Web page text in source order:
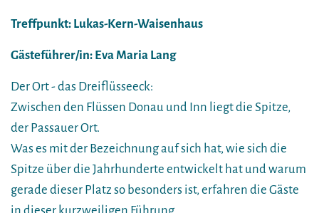
Treffpunkt: Lukas-Kern-Waisenhaus
Gästeführer/in: Eva Maria Lang
Der Ort - das Dreiflüsseeck:
Zwischen den Flüssen Donau und Inn liegt die Spitze,
der Passauer Ort.
Was es mit der Bezeichnung auf sich hat, wie sich die
Spitze über die Jahrhunderte entwickelt hat und warum
gerade dieser Platz so besonders ist, erfahren die Gäste
in dieser kurzweiligen Führung.